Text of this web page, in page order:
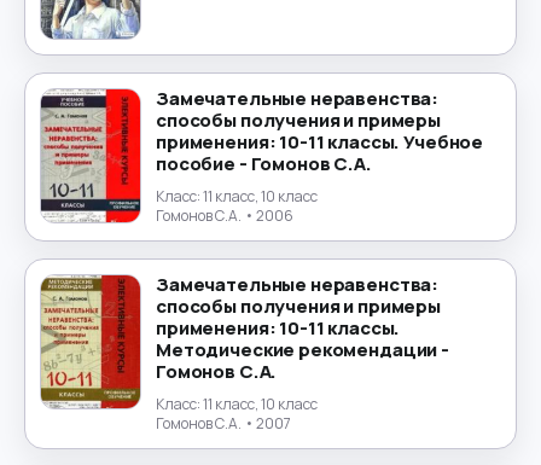
ОБЖ
Обществознание →
Окружающий мир
Польский язык
Португальский язык →
Природоведение
Психология
Религиоведение
Замечательные неравенства:
способы получения и примеры
применения: 10-11 классы. Учебное
пособие - Гомонов С.А.
Класс:11 класс, 10 класс
Гомонов С.А. • 2006
Замечательные неравенства:
способы получения и примеры
применения: 10-11 классы.
Методические рекомендации -
Гомонов С.А.
Класс:11 класс, 10 класс
Гомонов С.А. • 2007